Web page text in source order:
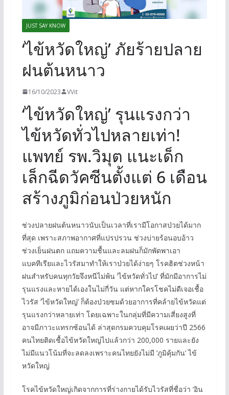
JUST SAY KNOW
‘ไข้หวัดใหญ่’ ภัยร้ายปลาย
ฝนต้นหนาว
16/10/2023 VVit
‘ไข้หวัดใหญ่’ รุนแรงกว่า
ไข้หวัดทั่วไปหลายเท่า!
แพทย์ รพ.วิมุต แนะเด็ก
เล็กฉีดวัคซีนตั้งแต่ 6 เดือน
สร้างภูมิก่อนป่วยหนัก
ช่วงปลายฝนต้นหนาวนับเป็นเวลาที่เรามีโอกาสป่วยได้มาก
ที่สุด เพราะสภาพอากาศที่แปรปรวน ช่วงบ่ายร้อนอบอ้าว
ช่วงเย็นฝนตก แถมความชื้นและลมฝนก็มักพัดพาเอา
แบคทีเรียและไวรัสมาทำให้เราป่วยได้ง่ายๆ โรคฮิตช่วงหน้า
ฝนสำหรับคนทุกวัยจึงหนีไม่พ้น ‘ไข้หวัดทั่วไป’ ที่มักมีอาการไม่
รุนแรงและหายได้เองในไม่กี่วัน แต่หากใครโชคไม่ดีเจอเชื้อ
ไวรัส ‘ไข้หวัดใหญ่’ ก็ต้องป่วยซมด้วยอาการที่คล้ายไข้หวัดแต่
รุนแรงกว่าหลายเท่า โดยเฉพาะในกลุ่มที่มีความเสี่ยงสูงที่
อาจมีภาวะแทรกซ้อนได้ ล่าสุดกรมควบคุมโรคเผยว่าปี 2566
คนไทยติดเชื้อไข้หวัดใหญ่ไปแล้วกว่า 200,000 รายและยัง
ไม่มีแนวโน้มที่จะลดลงเพราะคนไทยยังไม่มี ‘ภูมิคุ้มกัน’ ไข้
หวัดใหญ่
โรคไข้หวัดใหญ่เกิดจากการที่ร่างกายได้รับไวรัสที่ชื่อว่า ‘อิน